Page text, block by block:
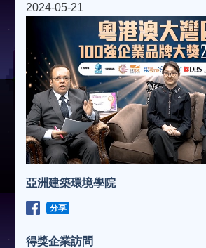
2024-05-21
亞洲建築環境學院
分享
得獎企業訪問